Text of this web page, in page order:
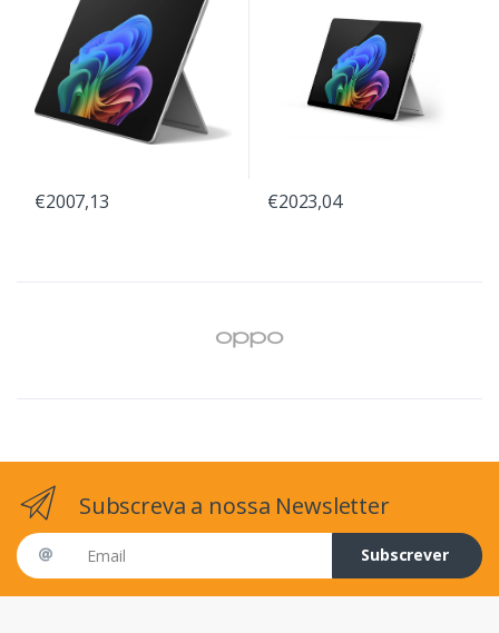
€2007,13 €2023,04
Subscreva a nossa Newsletter
Email address
Subscrever